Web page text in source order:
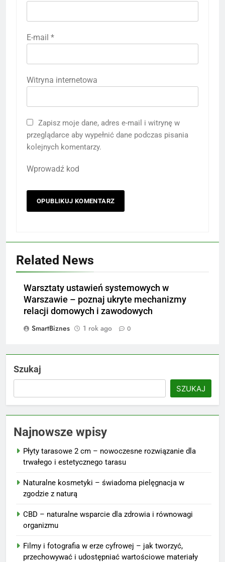
E-mail *
Witryna internetowa
Zapisz moje dane, adres e-mail i witrynę w
przeglądarce aby wypełnić dane podczas pisania
kolejnych komentarzy.
Wprowadź kod
Related News
Warsztaty ustawień systemowych w
Warszawie – poznaj ukryte mechanizmy
relacji domowych i zawodowych
SmartBiznes
1 rok ago 0
Szukaj
SZUKAJ
Najnowsze wpisy
Płyty tarasowe 2 cm – nowoczesne rozwiązanie dla
trwałego i estetycznego tarasu
Naturalne kosmetyki – świadoma pielęgnacja w
zgodzie z naturą
CBD – naturalne wsparcie dla zdrowia i równowagi
organizmu
Filmy i fotografia w erze cyfrowej – jak tworzyć,
przechowywać i udostępniać wartościowe materiały